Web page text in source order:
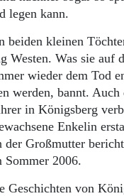
legen kann.
beiden kleinen
Westen. Was sie
wieder dem Tod
werden, bannt.
in Königsberg
Enkelin
der Großmutter
Sommer 2006.
Geschichten von